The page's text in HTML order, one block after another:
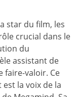
star du film, les
crucial dans le
du
assistant de
faire-valoir. Ce
la voix de la